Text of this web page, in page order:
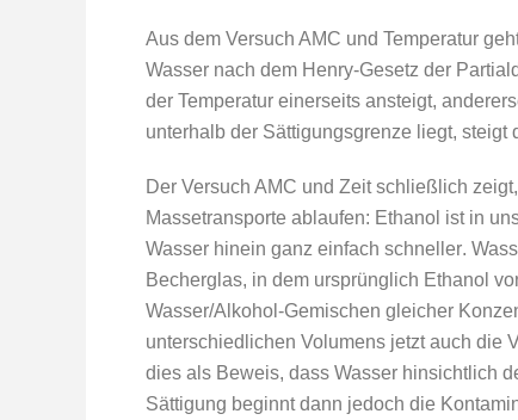
Aus dem Versuch AMC und Temperatur
Wasser nach dem Henry-Gesetz der
der Temperatur einerseits ansteigt,
unterhalb der Sättigungsgrenze liegt, steigt
Der Versuch AMC und Zeit schließlich
Massetransporte ablaufen: Ethanol ist in
Wasser hinein ganz einfach schneller.
Becherglas, in dem ursprünglich Ethanol
Wasser/Alkohol-Gemischen gleicher
unterschiedlichen Volumens jetzt auch die
dies als Beweis, dass Wasser hinsichtlich
Sättigung beginnt dann jedoch die